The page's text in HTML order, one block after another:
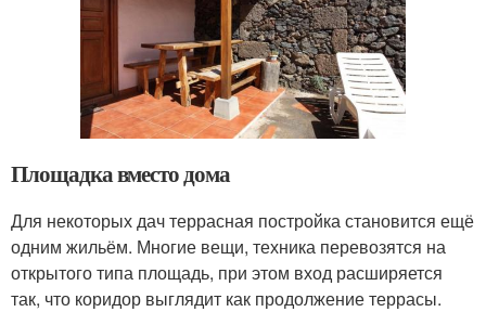
Площадка вместо дома
Для некоторых дач террасная постройка становится ещё
одним жильём. Многие вещи, техника перевозятся на
открытого типа площадь, при этом вход расширяется
так, что коридор выглядит как продолжение террасы.